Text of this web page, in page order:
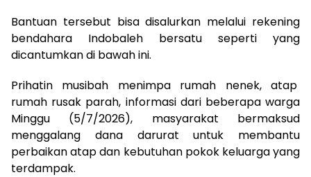
Bantuan tersebut bisa disalurkan melalui rekening
bendahara Indobaleh bersatu seperti yang
dicantumkan di bawah ini.
Prihatin musibah menimpa rumah nenek, atap
rumah rusak parah, informasi dari beberapa warga
Minggu (5/7/2026), masyarakat bermaksud
menggalang dana darurat untuk membantu
perbaikan atap dan kebutuhan pokok keluarga yang
terdampak.